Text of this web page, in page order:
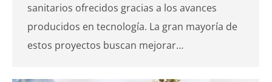
sanitarios ofrecidos gracias a los avances
producidos en tecnología. La gran mayoría de
estos proyectos buscan mejorar…